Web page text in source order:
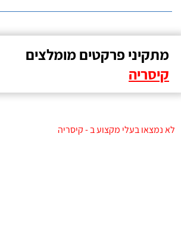
מתקיני פרקטים מומלצים
קיסריה
לא נמצאו בעלי מקצוע ב - קיסריה